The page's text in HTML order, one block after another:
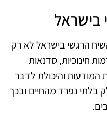
בישראל
הרגשי בישראל לא רק
חינוכיות, סדנאות
המודעות והיכולת לדבר
בלתי נפרד מהחיים ובכך